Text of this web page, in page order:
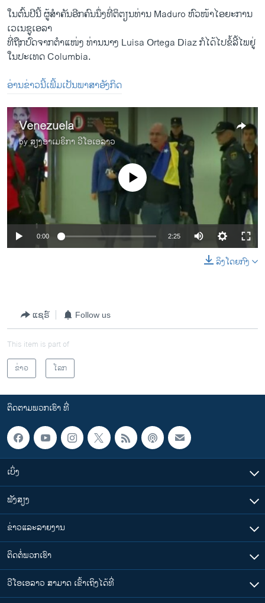
​ໃນ​ຕົ້ນ​ປີ​ນີ້ ຜູ້​ສຳຄັນ​ອີກ​ຄົນ​ນຶ່ງ​ທີ່​ຕິຕຽນ​ທ່ານ Maduro ​ຫົວໜ້າໄອ​ຍະ​ການ​
ເວ​ເນ​ຊູ​ເອລາ
ທີ່​ຖືກ​ປົດຈາກຕຳແໜ່ງ ທ່ານ​ນາງ Luisa Ortega Diaz ​ກໍໄດ້​ໄປຂໍ້​ລີ້​ໄພ​ຢູ່​
ໃນປະເທດ​ Columbia.
ອ່ານຂ່າວນີ້ເພີ້ມເປັນພາສາອັງກິດ
Venezuela
byສຽງອາເມຣິກາ ວີໂອເອລາວ
No media source currently available
0:00 2:25
ລິງໂດຍກົງ
ແຊຣ໌ Follow us
This item is part of
ຂ່າວ
ໂລກ
ຕິດຕາມພວກເຮົາ ທີ່
ເບິ່ງ
ຟັງສຽງ
ຂ່າວແລະລາຍງານ
ຕິດຕໍ່ພວກເຮົາ
ວີໂອເອລາວ ສາມາດ ເຂົ້າເຖິງໄດ້ທີ່